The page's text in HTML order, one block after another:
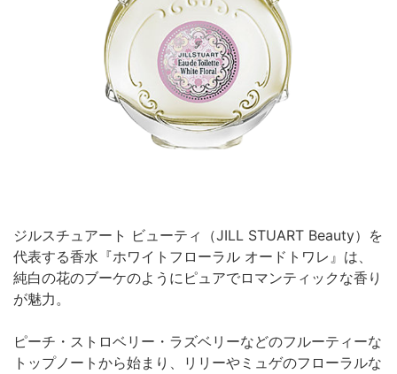
ジルスチュアート ビューティ（JILL STUART Beauty）を
代表する香水『ホワイトフローラル オードトワレ』は、
純白の花のブーケのようにピュアでロマンティックな香り
が魅力。
ピーチ・ストロベリー・ラズベリーなどのフルーティーな
トップノートから始まり、リリーやミュゲのフローラルな